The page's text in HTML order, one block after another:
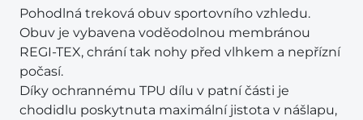
Pohodlná treková obuv sportovního vzhledu.
Obuv je vybavena voděodolnou membránou
REGI-TEX, chrání tak nohy před vlhkem a nepřízní
počasí.
Díky ochrannému TPU dílu v patní části je
chodidlu poskytnuta maximální jistota v nášlapu,